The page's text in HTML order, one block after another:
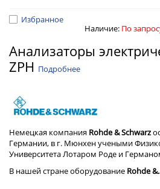
Избранное
Наличие: По
Анализаторы
ZPH Подробнее
Немецкая компания Rohde & Schwarz
Германии, в г. Мюнхен учеными
Университета Лотаром Роде и
В нашей стране оборудование Rohde